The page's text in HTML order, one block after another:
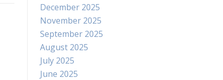
December 2025
November 2025
September 2025
August 2025
July 2025
June 2025